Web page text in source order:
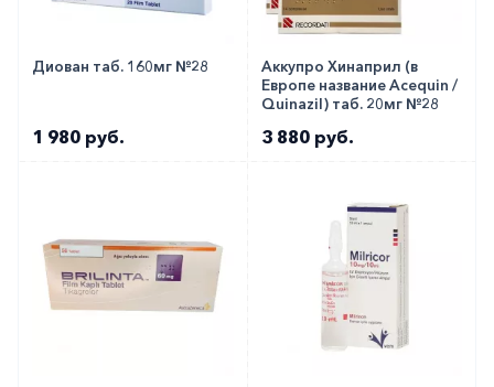
Диован таб. 160мг №28
1 980 руб.
Аккупро Хинаприл (в
Европе название Acequin /
Quinazil) таб. 20мг №28
3 880 руб.